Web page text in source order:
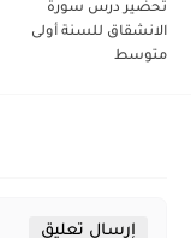
تحضير درس سورة
الانشقاق للسنة أولى
متوسط
إرسال تعليق